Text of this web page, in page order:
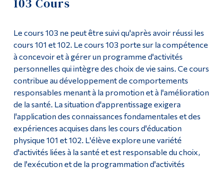
Liste de cours
101 Cours
102 Cours
103 Cours
FAQ
Informations sur les cours de pré-semestre
Le cours 103 ne peut être suivi qu'après avoir réussi les
cours 101 et 102. Le cours 103 porte sur la compétence
à concevoir et à gérer un programme d'activités
personnelles qui intègre des choix de vie sains. Ce cours
contribue au développement de comportements
responsables menant à la promotion et à l'amélioration
de la santé. La situation d'apprentissage exigera
l'application des connaissances fondamentales et des
expériences acquises dans les cours d'éducation
physique 101 et 102. L'élève explore une variété
d'activités liées à la santé et est responsable du choix,
de l'exécution et de la programmation d'activités
Liens
Menu principal
Programmes
Formation continue
Admissions
La vie à Dawson
Qui vous êtes